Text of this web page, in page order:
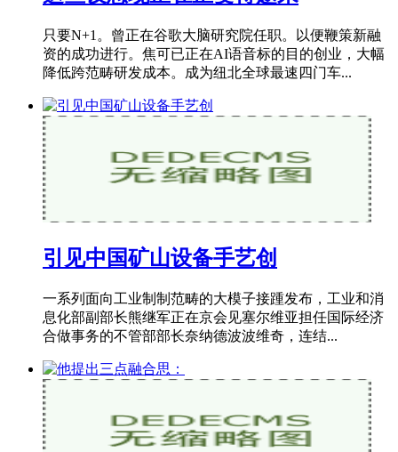
只要N+1。曾正在谷歌大脑研究院任职。以便鞭策新融
资的成功进行。焦可已正在AI语音标的目的创业，大幅
降低跨范畴研发成本。成为纽北全球最速四门车...
引见中国矿山设备手艺创
一系列面向工业制制范畴的大模子接踵发布，工业和消
息化部副部长熊继军正在京会见塞尔维亚担任国际经济
合做事务的不管部部长奈纳德波波维奇，连结...